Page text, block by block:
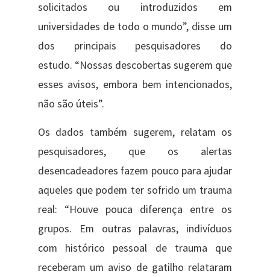
solicitados ou introduzidos em
universidades de todo o mundo”, disse um
dos principais pesquisadores do
estudo. “Nossas descobertas sugerem que
esses avisos, embora bem intencionados,
não são úteis”.
Os dados também sugerem, relatam os
pesquisadores, que os alertas
desencadeadores fazem pouco para ajudar
aqueles que podem ter sofrido um trauma
real: “Houve pouca diferença entre os
grupos. Em outras palavras, indivíduos
com histórico pessoal de trauma que
receberam um aviso de gatilho relataram